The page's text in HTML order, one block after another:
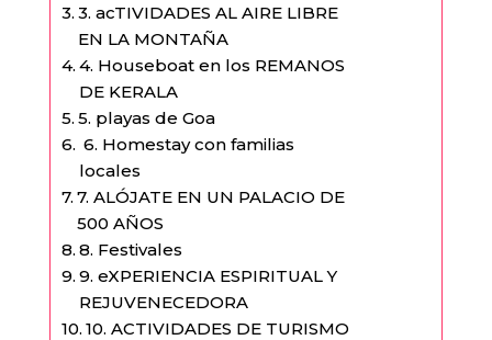
3. acTIVIDADES AL AIRE LIBRE
EN LA MONTAÑA
4. Houseboat en los REMANOS
DE KERALA
5. playas de Goa
6. Homestay con familias
locales
7. ALÓJATE EN UN PALACIO DE
500 AÑOS
8. Festivales
9. eXPERIENCIA ESPIRITUAL Y
REJUVENECEDORA
10. ACTIVIDADES DE TURISMO